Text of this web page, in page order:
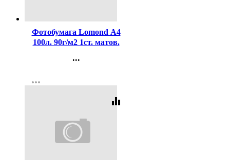
Фотобумага Lomond А4
100л. 90г/м2 1ст. матов.
...
Регистрация
more_horiz
equalizer